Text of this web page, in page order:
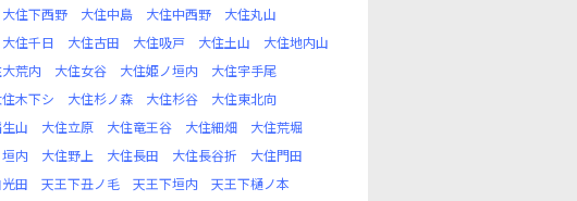
大住下西野 大住中島 大住中西野
大住丸山
大住千日 大住古田 大住吸戸 大住土山
大住地内山
荒内 大住女谷 大住姫ノ垣内
大住宇手尾
木下シ 大住杉ノ森 大住杉谷
大住東北向
山 大住立原 大住竜王谷 大住細畑
大住荒堀
内 大住野上 大住長田 大住長谷折
大住門田
田 天王下丑ノ毛 天王下垣内
天王下樋ノ本